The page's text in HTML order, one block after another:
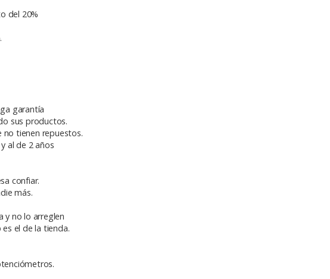
del 20%
garantía
sus productos.
no tienen repuestos.
al de 2 años
confiar.
más.
y no lo arreglen
el de la tienda.